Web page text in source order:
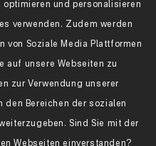
optimieren und personalisieren
verwenden. Zudem werden
von Soziale Media Plattformen
auf unsere Webseiten zu
zur Verwendung unserer
den Bereichen der sozialen
Sind Sie mit der
Webseiten einverstanden?